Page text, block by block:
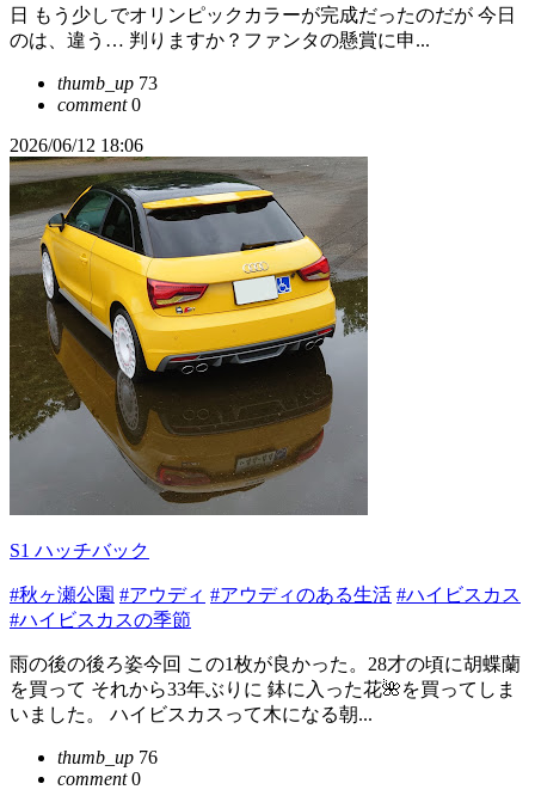
日 もう少しでオリンピックカラーが完成だったのだが 今日
のは、違う… 判りますか？ファンタの懸賞に申...
thumb_up 73
comment0
2026/06/12 18:06
S1 ハッチバック
#秋ヶ瀬公園 #アウディ #アウディのある生活 #ハイビスカス
#ハイビスカスの季節
雨の後の後ろ姿今回 この1枚が良かった。28才の頃に胡蝶蘭
を買って それから33年ぶりに 鉢に入った花🌺を買ってしま
いました。 ハイビスカスって木になる朝...
thumb_up 76
comment0